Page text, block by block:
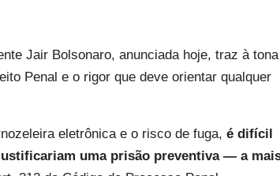
Jair Bolsonaro, anunciada hoje, traz à tona
Penal e o rigor que deve orientar qualquer
eletrônica e o risco de fuga, é difícil
uma prisão preventiva — a